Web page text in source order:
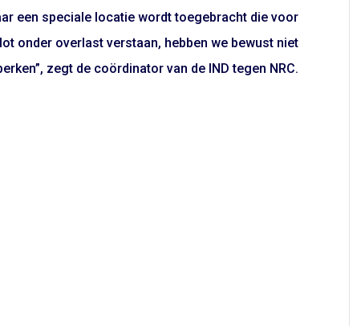
een speciale locatie wordt toegebracht die voor
onder overlast verstaan, hebben we bewust niet
zegt de coördinator van de IND tegen NRC.